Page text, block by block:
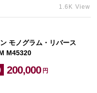
提示させていただきました。 ヴィトンの高価買取なら心…1.6K View
モノグラム・リバース
M45320
200,000 円